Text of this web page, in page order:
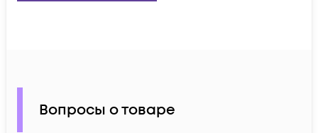
Вопросы о товаре